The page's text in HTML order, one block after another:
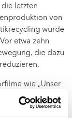
letzten
von
wurde
etwa zehn
die dazu
wie „Unser
wie Greta
allem junge